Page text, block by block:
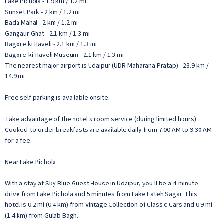
Sunset Park - 2 km / 1.2 mi
Bada Mahal - 2 km / 1.2 mi
Gangaur Ghat - 2.1 km / 1.3 mi
Bagore ki Haveli - 2.1 km / 1.3 mi
Bagore-ki-Haveli Museum - 2.1 km / 1.3 mi
The nearest major airport is Udaipur (UDR-Maharana Pratap) - 23.9 km /
14.9 mi
Free self parking is available onsite.
Take advantage of the hotel s room service (during limited hours).
Cooked-to-order breakfasts are available daily from 7:00 AM to 9:30 AM
for a fee.
Near Lake Pichola
With a stay at Sky Blue Guest House in Udaipur, you ll be a 4-minute
drive from Lake Pichola and 5 minutes from Lake Fateh Sagar. This
hotel is 0.2 mi (0.4 km) from Vintage Collection of Classic Cars and 0.9 mi
(1.4 km) from Gulab Bagh.